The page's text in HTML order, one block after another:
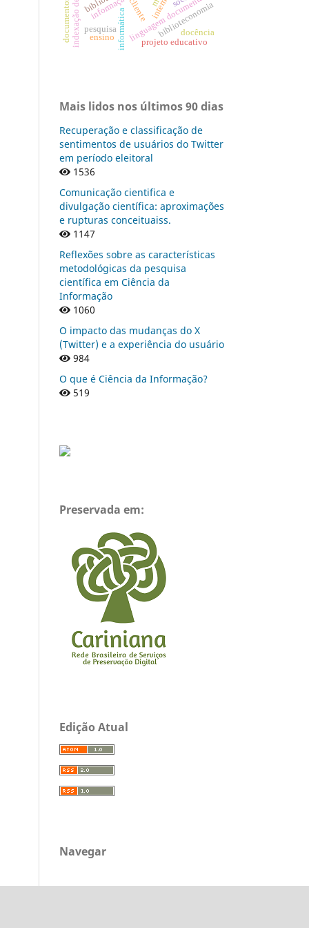
cliente
linguagem documentária
biblioteconomia
informática projeto educativo
pesquisa
ensino
docência
Mais lidos nos últimos 90 dias
Recuperação e classificação de
sentimentos de usuários do Twitter
em período eleitoral
1536
Comunicação cientifica e
divulgação científica: aproximações
e rupturas conceituaiss.
1147
Reflexões sobre as características
metodológicas da pesquisa
científica em Ciência da
Informação
1060
O impacto das mudanças do X
(Twitter) e a experiência do usuário
984
O que é Ciência da Informação?
519
Preservada em:
Edição Atual
Navegar